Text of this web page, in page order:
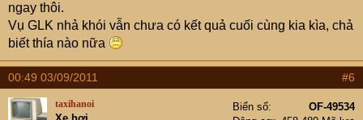
ngay thôi.
Vụ GLK nhả khói vẫn chưa có kết quả cuối cùng kia kìa, chả
biết thía nào nữa
00:49 03/09/2011 #6
taxihanoi Biển số
OF-49534